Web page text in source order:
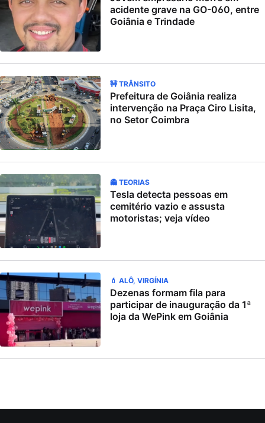
acidente grave na GO-060, entre
Goiânia e Trindade
🚧 TRÂNSITO
Prefeitura de Goiânia realiza
intervenção na Praça Ciro Lisita,
no Setor Coimbra
👻 TEORIAS
Tesla detecta pessoas em
cemitério vazio e assusta
motoristas; veja vídeo
💄 ALÔ, VIRGÍNIA
Dezenas formam fila para
participar de inauguração da 1ª
loja da WePink em Goiânia